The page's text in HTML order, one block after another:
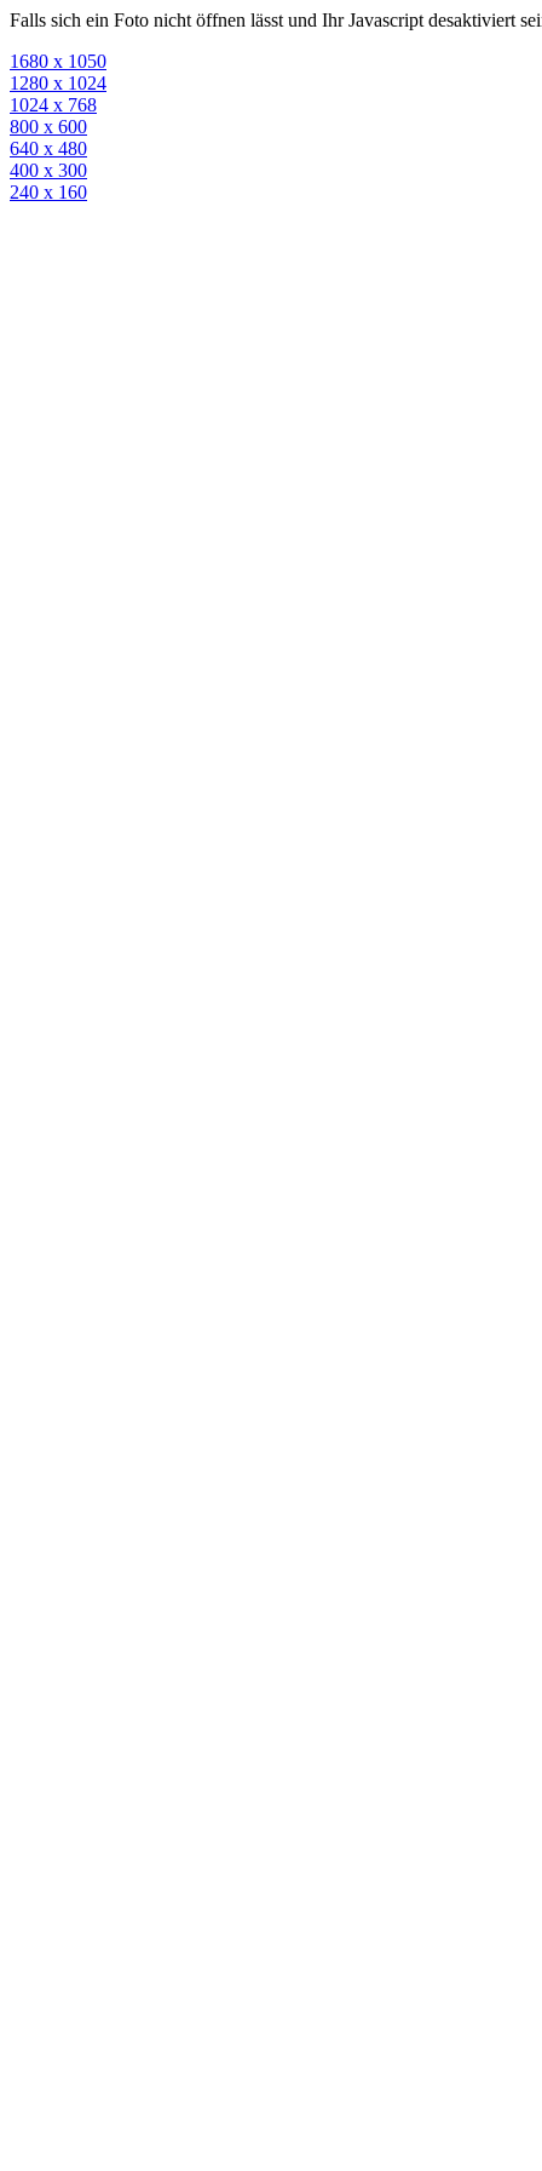
Falls sich ein Foto nicht öffnen lässt und Ihr Javascript desaktiviert
1680 x 1050
1280 x 1024
1024 x 768
800 x 600
640 x 480
400 x 300
240 x 160